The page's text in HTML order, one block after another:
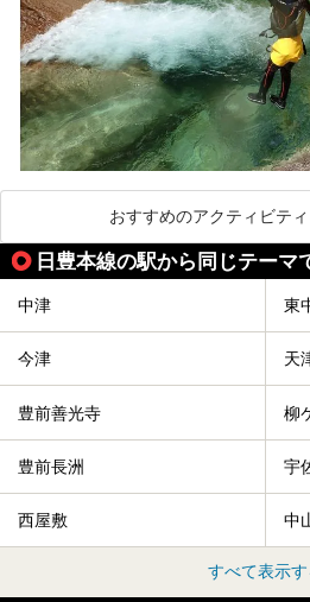
おすすめのアクティビテ
日豊本線の駅から同じテーマ
中津 東
今津 天
豊前善光寺 柳
豊前長洲 宇
西屋敷 中
すべて表示す